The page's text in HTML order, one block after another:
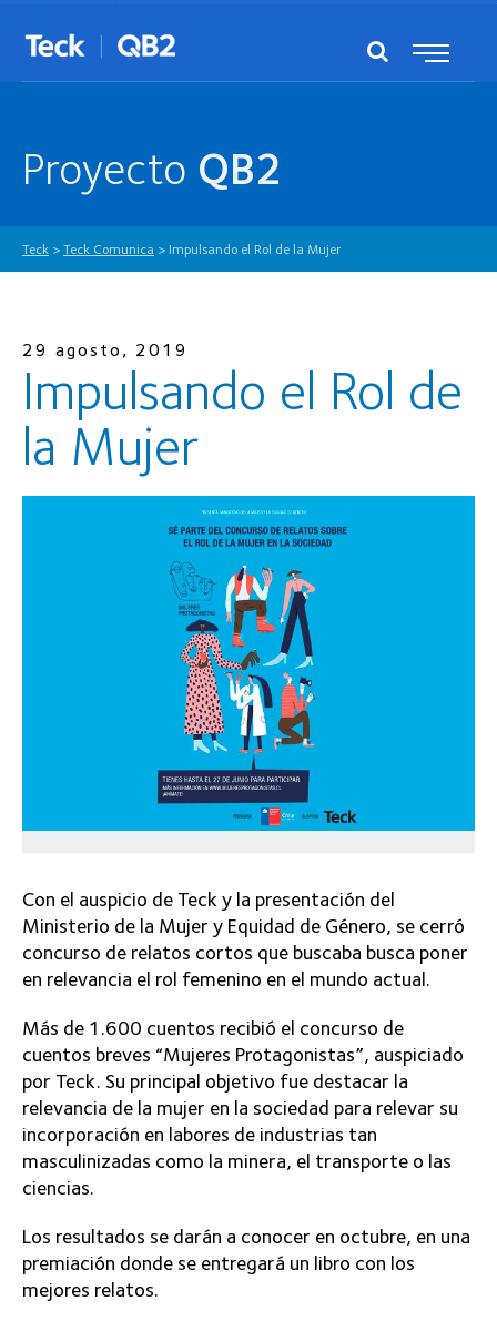
Proyecto QB2
Teck > Teck Comunica > Impulsando el Rol de la Mujer
29 agosto, 2019
Impulsando el Rol de
la Mujer
Con el auspicio de Teck y la presentación del
Ministerio de la Mujer y Equidad de Género, se cerró
concurso de relatos cortos que buscaba busca poner
en relevancia el rol femenino en el mundo actual.
Más de 1.600 cuentos recibió el concurso de
cuentos breves “Mujeres Protagonistas”, auspiciado
por Teck. Su principal objetivo fue destacar la
relevancia de la mujer en la sociedad para relevar su
incorporación en labores de industrias tan
masculinizadas como la minera, el transporte o las
ciencias.
Los resultados se darán a conocer en octubre, en una
premiación donde se entregará un libro con los
mejores relatos.